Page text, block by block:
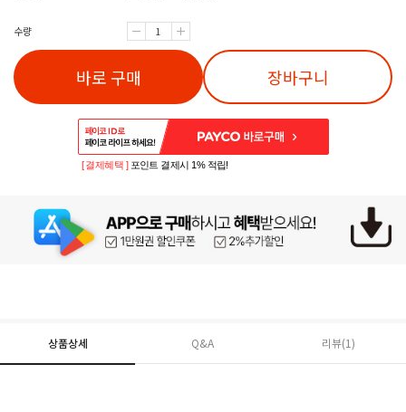
수량
바로 구매 장바구니
[ 결제혜택 ] 포인트 결제시 1% 적립!
상품상세 Q&A 리뷰(1)